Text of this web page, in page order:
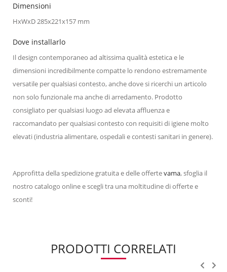
Dimensioni
HxWxD 285x221x157 mm
Dove installarlo
Il design contemporaneo ad altissima qualità estetica e le
dimensioni incredibilmente compatte lo rendono estremamente
versatile per qualsiasi contesto, anche dove si ricerchi un articolo
non solo funzionale ma anche di arredamento. Prodotto
consigliato per qualsiasi luogo ad elevata affluenza e
raccomandato per qualsiasi contesto con requisiti di igiene molto
elevati (industria alimentare, ospedali e contesti sanitari in genere).
Approfitta della spedizione gratuita e delle offertevama, sfoglia il
nostro catalogo online e scegli tra una moltitudine di offerte e
sconti!
PRODOTTI CORRELATI